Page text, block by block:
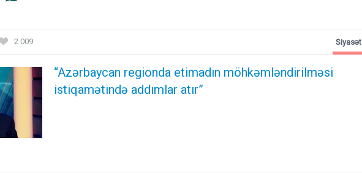
2 009
“Azərbaycan regionda etimadın möhkəmləndirilməsi
istiqamətində addımlar atır”
Siyasət